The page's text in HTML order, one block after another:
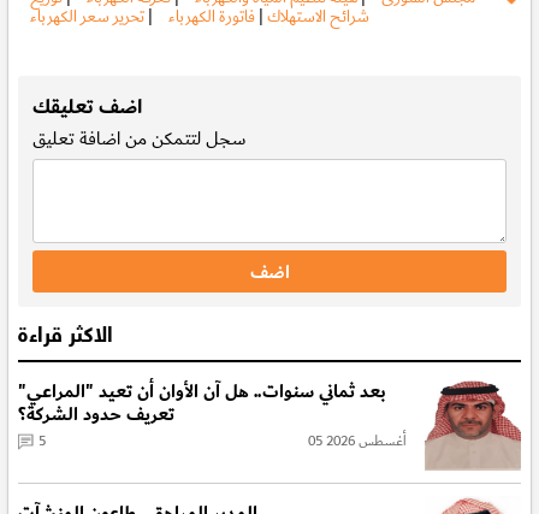
شرائح الاستهلاك|فاتورة الكهرباء |تحرير سعر الكهرباء
اضف تعليقك
سجللتتمكن من اضافة تعليق
الاكثر قراءة
بعد ثماني سنوات.. هل آن الأوان أن تعيد "المراعي"
تعريف حدود الشركة؟
05 أغسطس 2026 5